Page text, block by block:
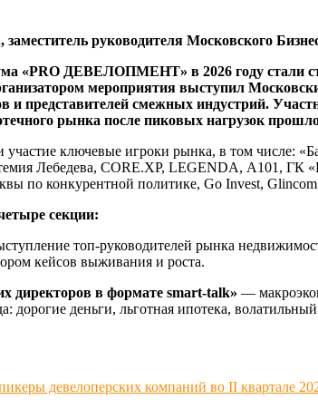
руководителя Московского
«PRO ДЕВЕЛОПМЕНТ» в 2026 году стали
мероприятия выступил
и представителей смежных индустрий.
рынка после пиковых нагрузок
участие ключевые игроки рынка, в том
Лебедева, CORE.XP, LEGENDA, А101,
по конкурентной политике, Go Invest,
секции:
топ-руководителей рынка
кейсов выживания и роста.
директоров в формате smart-talk» —
дорогие деньги, льготная ипотека,
девелоперских компаний во II квартале